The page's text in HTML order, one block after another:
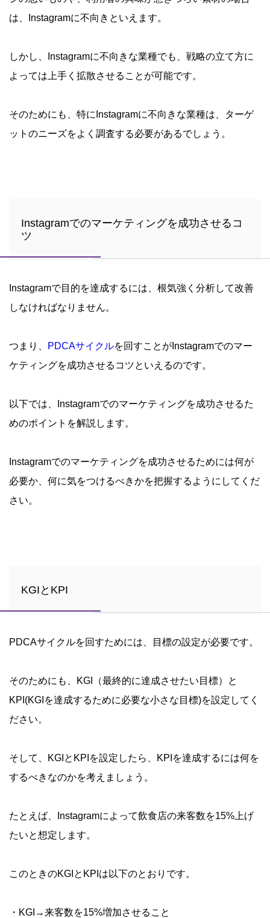
は、Instagramに不向きといえます。
しかし、Instagramに不向きな業種でも、戦略の立て方に
よっては上手く拡散させることが可能です。
そのためにも、特にInstagramに不向きな業種は、ターゲ
ットのニーズをよく調査する必要があるでしょう。
Instagramでのマーケティングを成功させるコ
ツ
Instagramで目的を達成するには、根気強く分析して改善
しなければなりません。
つまり、 PDCAサイクルを回すことがInstagramでのマー
ケティングを成功させるコツといえるのです。
以下では、Instagramでのマーケティングを成功させるた
めのポイントを解説します。
Instagramでのマーケティングを成功させるためには何が
必要か、何に気をつけるべきかを把握するようにしてくだ
さい。
KGIとKPI
PDCAサイクルを回すためには、目標の設定が必要です。
そのためにも、KGI（最終的に達成させたい目標）と
KPI(KGIを達成するために必要な小さな目標)を設定してく
ださい。
そして、KGIとKPIを設定したら、KPIを達成するには何を
するべきなのかを考えましょう。
たとえば、Instagramによって飲食店の来客数を15%上げ
たいと想定します。
このときのKGIとKPIは以下のとおりです。
・KGI→来客数を15%増加させること